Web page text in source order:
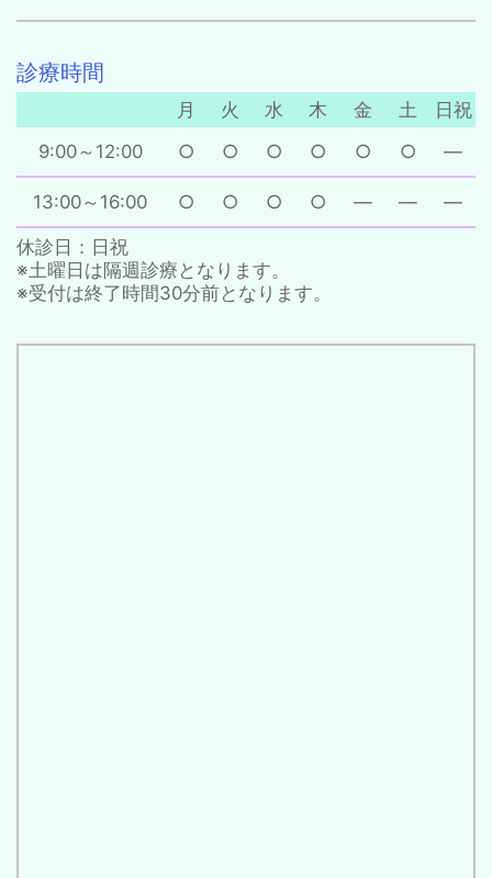
診療時間
休診日：日祝
※土曜日は隔週診療となります。
※受付は終了時間30分前となります。
月 火 水 木 金 土
日祝
9:00～12:00
○ ○ ○ ○ ○ ○ ―
13:00～16:00 ○ ○ ○ ○ ― ― ―